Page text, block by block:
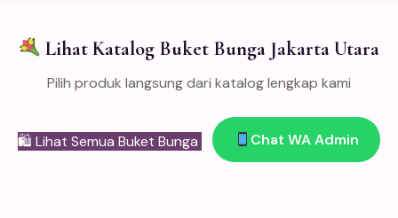
Lihat Katalog Buket Bunga Jakarta Utara
Pilih produk langsung dari katalog lengkap kami
🛍 Lihat Semua Buket Bunga Chat WA Admin